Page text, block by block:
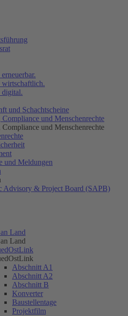
und Schachtscheine
und Menschenrechte
und Menschenrechte
und Meldungen
Advisory & Project Board (SAPB)
Land
Land
Abschnitt A1
Abschnitt A2
Abschnitt B
Konverter
Baustellentage
Projektfilm